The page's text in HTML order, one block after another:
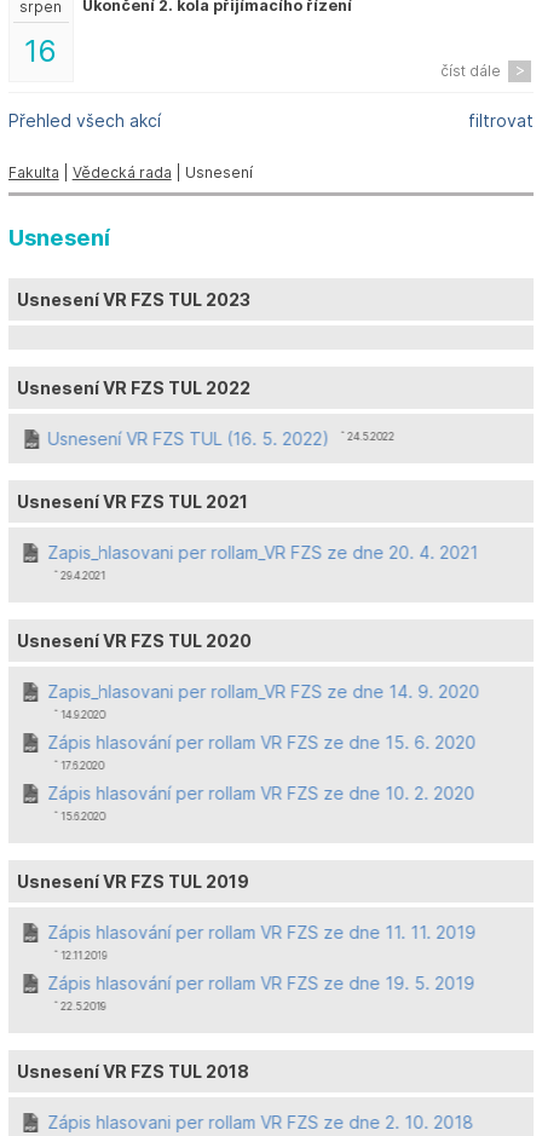
16
srpen Ukončení 2. kola přijímacího řízení
číst dále
Přehled všech akcí filtrovat
Fakulta Vědecká rada | Usnesení
Usnesení
Usnesení VR FZS TUL 2023
Usnesení VR FZS TUL 2022
Usnesení VR FZS TUL (16. 5. 2022) ˆ 24.5.2022
Usnesení VR FZS TUL 2021
Zapis_hlasovani per rollam_VR FZS ze dne 20. 4. 2021
ˆ 29.4.2021
Usnesení VR FZS TUL 2020
Zapis_hlasovani per rollam_VR FZS ze dne 14. 9. 2020
ˆ 14.9.2020
Zápis hlasování per rollam VR FZS ze dne 15. 6. 2020
ˆ 17.6.2020
Zápis hlasování per rollam VR FZS ze dne 10. 2. 2020
ˆ 15.6.2020
Usnesení VR FZS TUL 2019
Zápis hlasování per rollam VR FZS ze dne 11. 11. 2019
ˆ 12.11.2019
Zápis hlasování per rollam VR FZS ze dne 19. 5. 2019
ˆ 22.5.2019
Usnesení VR FZS TUL 2018
Zápis hlasovani per rollam VR FZS ze dne 2. 10. 2018